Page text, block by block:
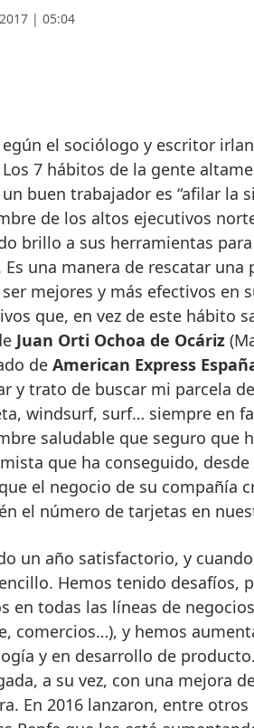
| 05:04
Los 7 hábitos de la gente
un buen trabajador es “afilar la
de los altos ejecutivos
brillo a sus herramientas
Es una manera de rescatar
mejores y más efectivos en
que, en vez de este hábito
Juan Orti Ochoa de Ocáriz
de American Express
y trato de buscar mi parcela
windsurf, surf… siempre en
saludable que seguro que
que ha conseguido,
el negocio de su compañía
el número de tarjetas en
un año satisfactorio, y
Hemos tenido desafíos,
en todas las líneas de
comercios…), y hemos
y en desarrollo de
a su vez, con una mejora
En 2016 lanzaron, entre